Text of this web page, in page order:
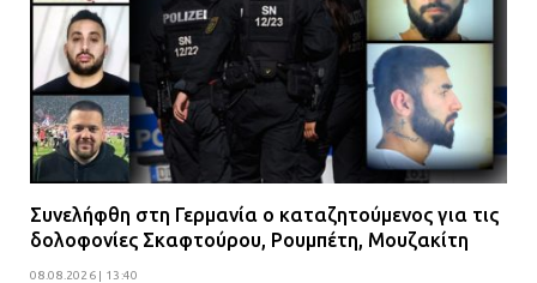
Συνελήφθη στη Γερμανία ο καταζητούμενος για τις
δολοφονίες Σκαφτούρου, Ρουμπέτη, Μουζακίτη
08.08.2026 | 13:40